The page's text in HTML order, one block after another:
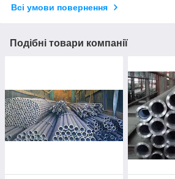
Всі умови повернення
Подібні товари компанії